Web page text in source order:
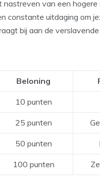
nastreven van een
constante uitdaging om
bij aan de
Beloning
10 punten
25 punten
50 punten
100 punten